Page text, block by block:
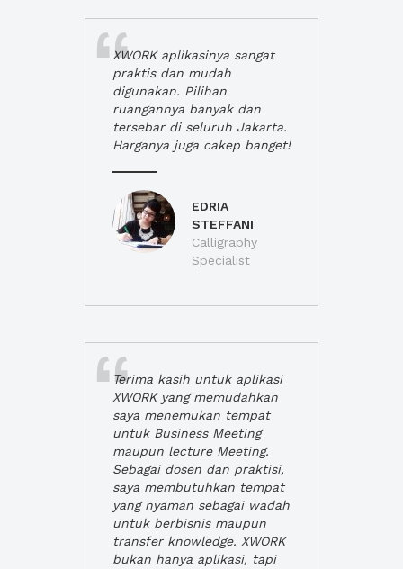
XWORK aplikasinya sangat
praktis dan mudah
digunakan. Pilihan
ruangannya banyak dan
tersebar di seluruh Jakarta.
Harganya juga cakep banget!
EDRIA
STEFFANI
Calligraphy
Specialist
Terima kasih untuk aplikasi
XWORK yang memudahkan
saya menemukan tempat
untuk Business Meeting
maupun lecture Meeting.
Sebagai dosen dan praktisi,
saya membutuhkan tempat
yang nyaman sebagai wadah
untuk berbisnis maupun
transfer knowledge. XWORK
bukan hanya aplikasi, tapi